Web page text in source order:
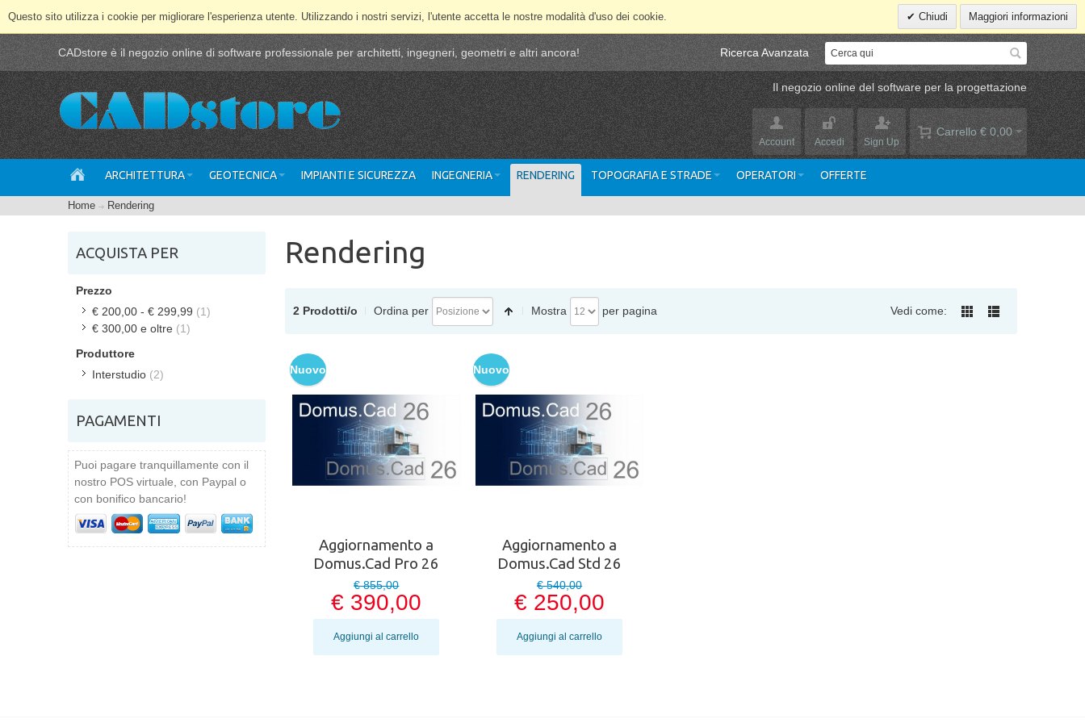
Questo sito utilizza i cookie per migliorare l'esperienza utente. Utilizzando i nostri servizi, l'utente accetta le nostre modalità d'uso dei cookie. Chiudi Maggiori informazioni
CADstore è il negozio online di software professionale per architetti, ingegneri, geometri e altri ancora! Ricerca Avanzata
Il negozio online del software per la progettazione
Carrello € 0,00
Account Accedi Sign Up
ARCHITETTURA GEOTECNICA IMPIANTI E SICUREZZA INGEGNERIA RENDERING TOPOGRAFIA E STRADE OPERATORI OFFERTE
Home Rendering
Rendering
2 Prodotti/o Ordina per Mostra per pagina Vedi come:
Nuovo
Aggiornamento a
Domus.Cad Pro 26
€ 855,00
€ 390,00
Aggiungi al carrello
Nuovo
Aggiornamento a
Domus.Cad Std 26
€ 540,00
€ 250,00
Aggiungi al carrello
ACQUISTA PER
Prezzo
€ 200,00 - € 299,99 (1)
€ 300,00 e oltre (1)
Produttore
Interstudio (2)
PAGAMENTI
Puoi pagare tranquillamente con il
nostro POS virtuale, con Paypal o
con bonifico bancario!